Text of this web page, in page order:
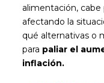
alimentación,
afectando la
qué alternativas o
para paliar el
inflación.